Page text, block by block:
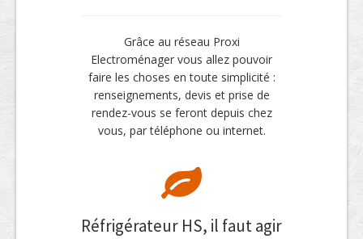
Grâce au réseau Proxi
Electroménager vous allez pouvoir
faire les choses en toute simplicité :
renseignements, devis et prise de
rendez-vous se feront depuis chez
vous, par téléphone ou internet.
Réfrigérateur HS, il faut agir